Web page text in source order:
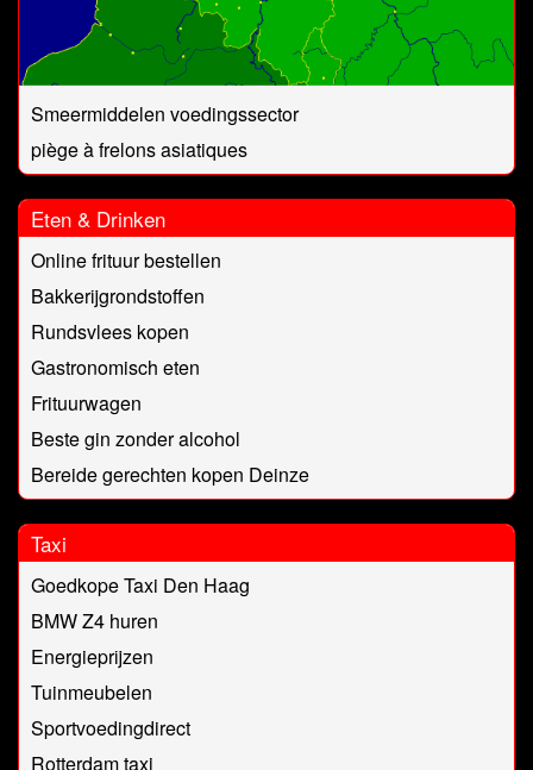
Smeermiddelen voedingssector
piège à frelons asiatiques
Eten & Drinken
Online frituur bestellen
Bakkerijgrondstoffen
Rundsvlees kopen
Gastronomisch eten
Frituurwagen
Beste gin zonder alcohol
Bereide gerechten kopen Deinze
Taxi
Goedkope Taxi Den Haag
BMW Z4 huren
Energieprijzen
Tuinmeubelen
Sportvoedingdirect
Rotterdam taxi